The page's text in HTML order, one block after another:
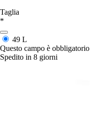
Taglia
*
49 L
Questo campo è obbligatorio
Spedito in 8 giorni